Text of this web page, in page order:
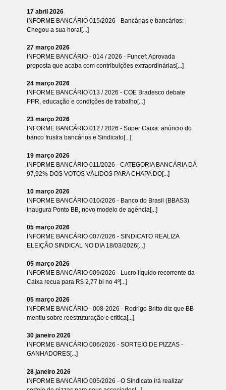
17 abril 2026
INFORME BANCÁRIO 015/2026 - Bancárias e bancários:
Chegou a sua hora![...]
27 março 2026
INFORME BANCÁRIO - 014 / 2026 - Funcef: Aprovada
proposta que acaba com contribuições extraordinárias[...]
24 março 2026
INFORME BANCÁRIO 013 / 2026 - COE Bradesco debate
PPR, educação e condições de trabalho[...]
23 março 2026
INFORME BANCÁRIO 012 / 2026 - Super Caixa: anúncio do
banco frustra bancários e Sindicato[...]
19 março 2026
INFORME BANCÁRIO 011/2026 - CATEGORIA BANCÁRIA DÁ
97,92% DOS VOTOS VÁLIDOS PARA CHAPA DO[...]
10 março 2026
INFORME BANCÁRIO 010/2026 - Banco do Brasil (BBAS3)
inaugura Ponto BB, novo modelo de agência[...]
05 março 2026
INFORME BANCÁRIO 007/2026 - SINDICATO REALIZA
ELEIÇÃO SINDICAL NO DIA 18/03/2026[...]
05 março 2026
INFORME BANCÁRIO 009/2026 - Lucro líquido recorrente da
Caixa recua para R$ 2,77 bi no 4º[...]
05 março 2026
INFORME BANCÁRIO - 008-2026 - Rodrigo Britto diz que BB
mentiu sobre reestruturação e critica[...]
30 janeiro 2026
INFORME BANCÁRIO 006/2026 - SORTEIO DE PIZZAS -
GANHADORES[...]
28 janeiro 2026
INFORME BANCÁRIO 005/2026 - O Sindicato irá realizar